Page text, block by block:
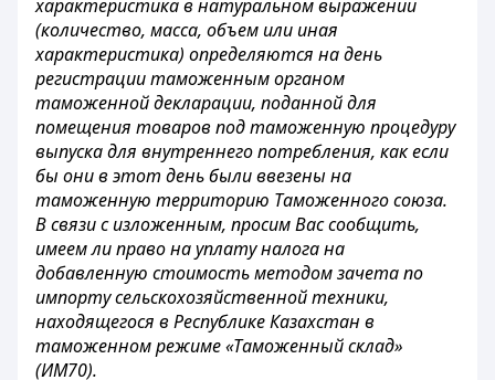
характеристика в натуральном выражении
(количество, масса, объем или иная
характеристика) определяются на день
регистрации таможенным органом
таможенной декларации, поданной для
помещения товаров под таможенную процедуру
выпуска для внутреннего потребления, как если
бы они в этот день были ввезены на
таможенную территорию Таможенного союза.
В связи с изложенным, просим Вас сообщить,
имеем ли право на уплату налога на
добавленную стоимость методом зачета по
импорту сельскохозяйственной техники,
находящегося в Республике Казахстан в
таможенном режиме «Таможенный склад»
(ИМ70).